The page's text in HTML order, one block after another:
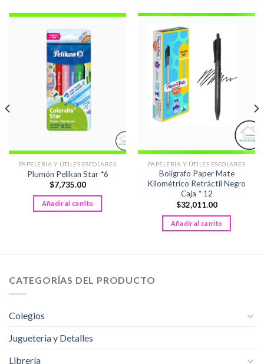
PAPELERÍA Y ÚTILES ESCOLARES
Plumón Pelikan Star *6
$7,735.00
Añadir al carrito
PAPELERÍA Y ÚTILES ESCOLARES
Bolígrafo Paper Mate
Kilométrico Retráctil Negro
Caja * 12
$32,011.00
Añadir al carrito
CATEGORÍAS DEL PRODUCTO
Colegios
Jugueteria y Detalles
Librería